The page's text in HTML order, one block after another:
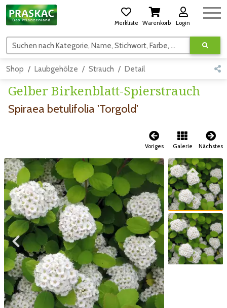
Merkliste Warenkorb Login
Suchen nach Kategorie, Name, Stichwort, Farbe, usw.
Shop Laubgehölze Strauch Detail
Gelber Birkenblatt-Spierstrauch
Spiraea betulifolia 'Torgold'
Voriges Galerie Nächstes
Zum vorigen Bild Zum nächsten Bild
Zum vorigen Bild